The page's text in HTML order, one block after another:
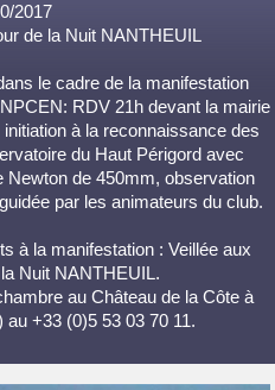
2017
de la Nuit NANTHEUIL
le cadre de la manifestation
RDV 21h devant la mairie
à la reconnaissance des
du Haut Périgord avec
de 450mm, observation
par les animateurs du club.
à la manifestation : Veillée aux
Nuit NANTHEUIL.
au Château de la Côte à
+33 (0)5 53 03 70 11.